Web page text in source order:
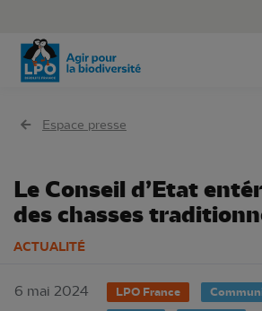
Aller
Espace presse
Le Conseil d’Etat
des chasses
ACTUALITÉ
6 mai 2024 LPO France